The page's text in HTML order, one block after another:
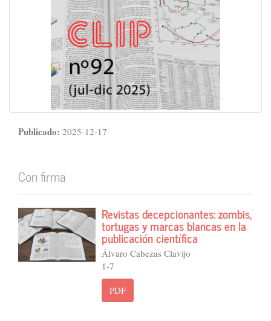
Publicado: 2025-12-17
Con firma
Revistas decepcionantes: zombis,
tortugas y marcas blancas en la
publicación científica
Álvaro Cabezas Clavijo
1-7
PDF